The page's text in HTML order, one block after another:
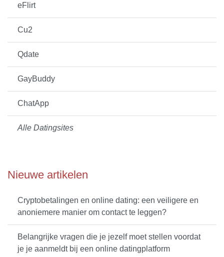
eFlirt
Cu2
Qdate
GayBuddy
ChatApp
Alle Datingsites
Nieuwe artikelen
Cryptobetalingen en online dating: een veiligere en
anoniemere manier om contact te leggen?
Belangrijke vragen die je jezelf moet stellen voordat
je je aanmeldt bij een online datingplatform